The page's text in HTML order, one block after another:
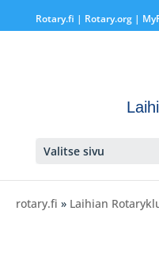
Rotary.fi | Rotary.org|
Valitse sivu
rotary.fi » Laihian